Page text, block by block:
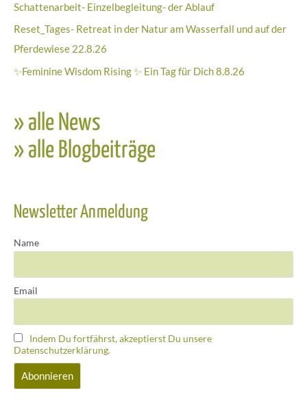
Schattenarbeit- Einzelbegleitung- der Ablauf
Reset_Tages- Retreat in der Natur am Wasserfall und auf der
Pferdewiese 22.8.26
✨Feminine Wisdom Rising ✨ Ein Tag für Dich 8.8.26
» alle News
» alle Blogbeiträge
Newsletter Anmeldung
Name
Email
Indem Du fortfährst, akzeptierst Du unsere
Datenschutzerklärung.